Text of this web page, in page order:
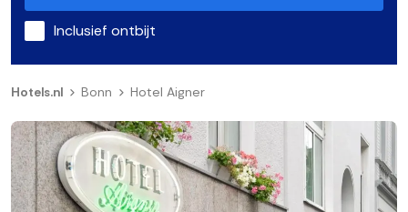
Inclusief ontbijt
Hotels.nl Bonn Hotel Aigner